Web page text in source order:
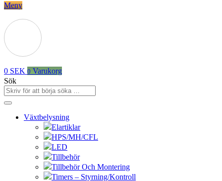
Meny
0 SEK 0 Varukorg
Sök
Växtbelysning
Elartiklar
HPS/MH/CFL
LED
Tillbehör
Tillbehör Och Montering
Timers – Styrning/Kontroll